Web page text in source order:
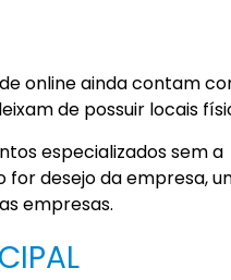
online ainda contam
de possuir locais
especializados sem a
desejo da empresa,
empresas.